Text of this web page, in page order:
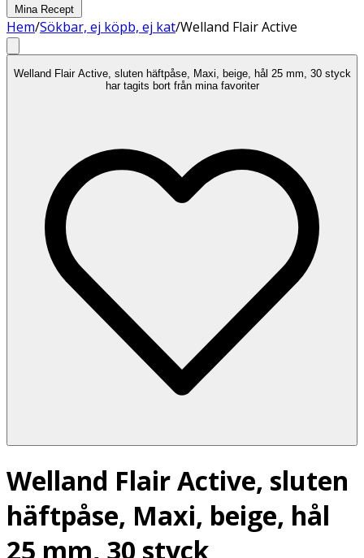
Mina Recept
Hem/Sökbar, ej köpb, ej kat/Welland Flair Active
Welland Flair Active, sluten häftpåse, Maxi, beige, hål 25 mm, 30 styck
har tagits bort från mina favoriter
Welland Flair Active, sluten
häftpåse, Maxi, beige, hål
25 mm, 30 styck